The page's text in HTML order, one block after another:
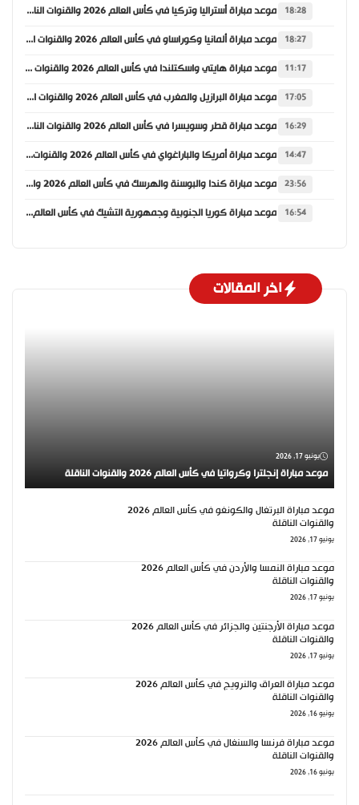
18:28 موعد مباراة أستراليا وتركيا في كأس العالم 2026 والقنوات الناقلة
18:27 موعد مباراة ألمانيا وكوراساو في كأس العالم 2026 والقنوات الناقلة
11:17 موعد مباراة هايتي واسكتلندا في كأس العالم 2026 والقنوات الناقلة
17:05 موعد مباراة البرازيل والمغرب في كأس العالم 2026 والقنوات الناقلة
16:29 موعد مباراة قطر وسويسرا في كأس العالم 2026 والقنوات الناقلة
14:47 موعد مباراة أمريكا والباراغواي في كأس العالم 2026 والقنوات الناقلة
23:56 موعد مباراة كندا والبوسنة والهرسك في كأس العالم 2026 والقنوات الناقلة
16:54 موعد مباراة كوريا الجنوبية وجمهورية التشيك في كأس العالم 2026 والقنوات الناقلة
اخر المقالات
يونيو 17, 2026
موعد مباراة إنجلترا وكرواتيا في كأس العالم 2026 والقنوات الناقلة
موعد مباراة البرتغال والكونغو في كأس العالم 2026
والقنوات الناقلة
يونيو 17, 2026
موعد مباراة النمسا والأردن في كأس العالم 2026
والقنوات الناقلة
يونيو 17, 2026
موعد مباراة الأرجنتين والجزائر في كأس العالم 2026
والقنوات الناقلة
يونيو 17, 2026
موعد مباراة العراق والنرويج في كأس العالم 2026
والقنوات الناقلة
يونيو 16, 2026
موعد مباراة فرنسا والسنغال في كأس العالم 2026
والقنوات الناقلة
يونيو 16, 2026